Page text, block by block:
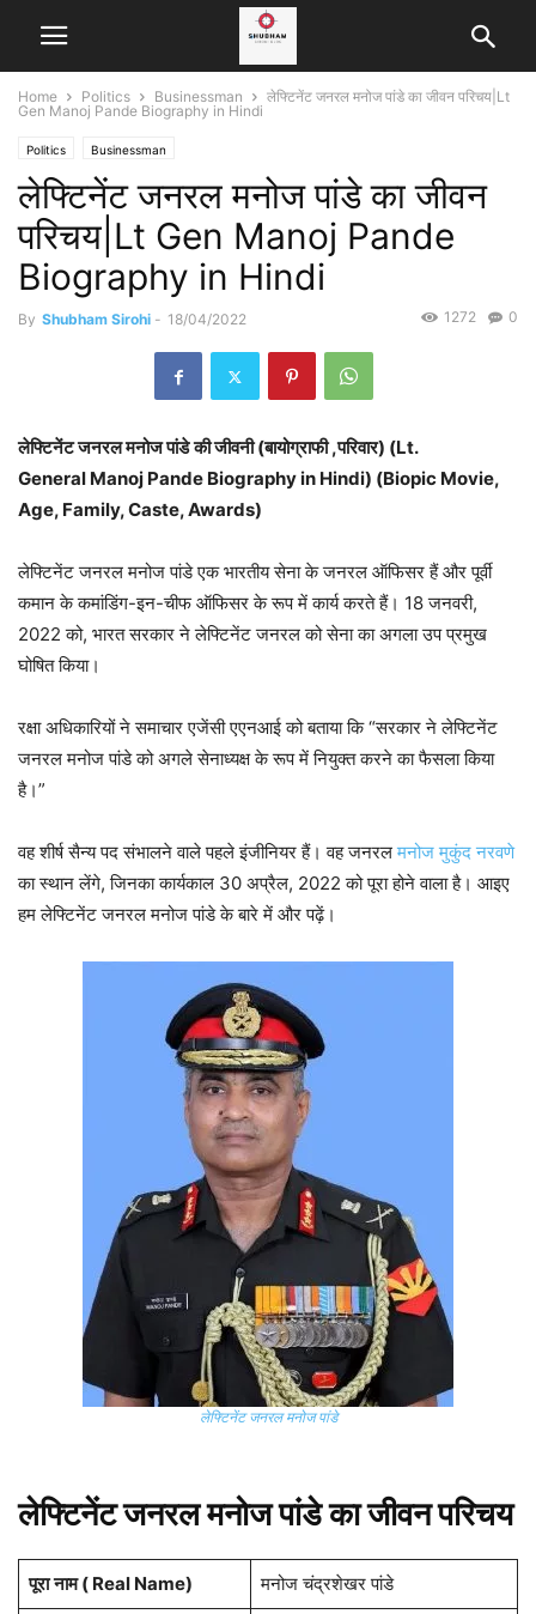
Home Politics Businessman
लेफ्टिनेंट जनरल मनोज पांडे का जीवन परिचय|Lt
Gen Manoj Pande Biography in Hindi
Politics Businessman
लेफ्टिनेंट जनरल मनोज पांडे का जीवन
परिचय|Lt Gen Manoj Pande
Biography in Hindi
By Shubham Sirohi - 18/04/2022 0
1272
लेफ्टिनेंट जनरल मनोज पांडे की जीवनी (बायोग्राफी ,परिवार) (Lt.
General Manoj Pande Biography in Hindi) (Biopic Movie,
Age, Family, Caste, Awards)
लेफ्टिनेंट जनरल मनोज पांडे एक भारतीय सेना के जनरल ऑफिसर हैं और पूर्वी
कमान के कमांडिंग-इन-चीफ ऑफिसर के रूप में कार्य करते हैं। 18 जनवरी,
2022 को, भारत सरकार ने लेफ्टिनेंट जनरल को सेना का अगला उप प्रमुख
घोषित किया।
रक्षा अधिकारियों ने समाचार एजेंसी एएनआई को बताया कि “सरकार ने लेफ्टिनेंट
जनरल मनोज पांडे को अगले सेनाध्यक्ष के रूप में नियुक्त करने का फैसला किया
है।”
वह शीर्ष सैन्य पद संभालने वाले पहले इंजीनियर हैं। वह जनरलमनोज मुकुंद नरवणे
का स्थान लेंगे, जिनका कार्यकाल 30 अप्रैल, 2022 को पूरा होने वाला है। आइए
हम लेफ्टिनेंट जनरल मनोज पांडे के बारे में और पढ़ें।
लेफ्टिनेंट जनरल मनोज पांडे
लेफ्टिनेंट जनरल मनोज पांडे का जीवन परिचय
पूरा नाम ( Real Name) मनोज चंद्रशेखर पांडे